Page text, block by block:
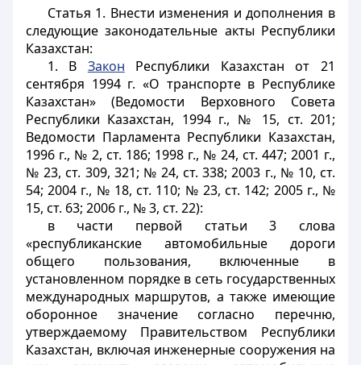
Статья 1. Внести изменения и дополнения в
следующие законодательные акты Республики
Казахстан:
1. В Закон Республики Казахстан от 21
сентября 1994 г. «О транспорте в Республике
Казахстан» (Ведомости Верховного Совета
Республики Казахстан, 1994 г., № 15, ст. 201;
Ведомости Парламента Республики Казахстан,
1996 г., № 2, ст. 186; 1998 г., № 24, ст. 447; 2001 г.,
№ 23, ст. 309, 321; № 24, ст. 338; 2003 г., № 10, ст.
54; 2004 г., № 18, ст. 110; № 23, ст. 142; 2005 г., №
15, ст. 63; 2006 г., № 3, ст. 22):
в части первой статьи 3 слова
«республиканские автомобильные дороги
общего пользования, включенные в
установленном порядке в сеть государственных
международных маршрутов, а также имеющие
оборонное значение согласно перечню,
утверждаемому Правительством Республики
Казахстан, включая инженерные сооружения на